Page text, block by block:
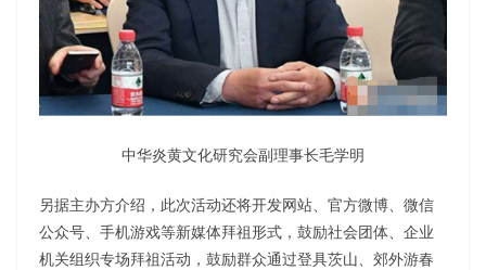
中华炎黄文化研究会副理事长毛学明
另据主办方介绍，此次活动还将开发网站、官方微博、微信
公众号、手机游戏等新媒体拜祖形式，鼓励社会团体、企业
机关组织专场拜祖活动，鼓励群众通过登具茨山、郊外游春